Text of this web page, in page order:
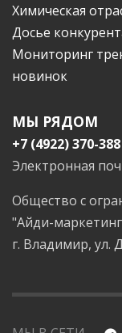
Химическая
Досье
Мониторинг
новинок
МЫ РЯДОМ
+7 (4922) 370-388
Электронная
Общество с
"Айди-
г. Владимир, ул.